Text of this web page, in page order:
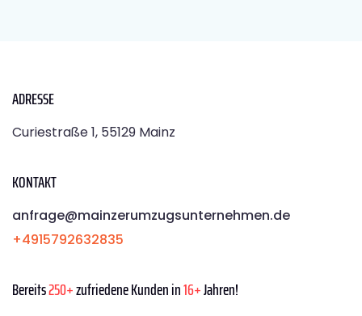
ADRESSE
Curiestraße 1, 55129 Mainz
KONTAKT
anfrage@mainzerumzugsunternehmen.de
+4915792632835
Bereits250+zufriedene Kunden in16+Jahren!